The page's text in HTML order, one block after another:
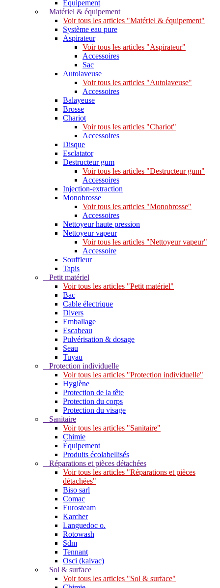
Équipement
Matériel & équipement
Voir tous les articles "Matériel & équipement"
Système eau pure
Aspirateur
Voir tous les articles "Aspirateur"
Accessoires
Sac
Autolaveuse
Voir tous les articles "Autolaveuse"
Accessoires
Balayeuse
Brosse
Chariot
Voir tous les articles "Chariot"
Accessoires
Disque
Esclatator
Destructeur gum
Voir tous les articles "Destructeur gum"
Accessoires
Injection-extraction
Monobrosse
Voir tous les articles "Monobrosse"
Accessoires
Nettoyeur haute pression
Nettoyeur vapeur
Voir tous les articles "Nettoyeur vapeur"
Accessoire
Souffleur
Tapis
Petit matériel
Voir tous les articles "Petit matériel"
Bac
Cable électrique
Divers
Emballage
Escabeau
Pulvérisation & dosage
Seau
Tuyau
Protection individuelle
Voir tous les articles "Protection individuelle"
Hygiène
Protection de la tête
Protection du corps
Protection du visage
Sanitaire
Voir tous les articles "Sanitaire"
Chimie
Équipement
Produits écolabellisés
Réparations et pièces détachées
Voir tous les articles "Réparations et pièces
détachées"
Biso sarl
Comac
Eurosteam
Karcher
Languedoc o.
Rotowash
Sdm
Tennant
Osci (kaivac)
Sol & surface
Voir tous les articles "Sol & surface"